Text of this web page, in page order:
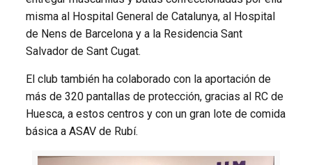
misma al Hospital General de Catalunya, al Hospital
de Nens de Barcelona y a la Residencia Sant
Salvador de Sant Cugat.
El club también ha colaborado con la aportación de
más de 320 pantallas de protección, gracias al RC de
Huesca, a estos centros y con un gran lote de comida
básica a ASAV de Rubí.